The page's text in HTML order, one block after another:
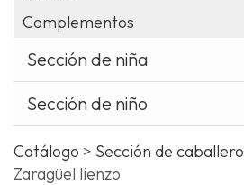
Complementos
Sección de niña
Sección de niño
Catálogo > Sección de caballero
Zaragüel lienzo